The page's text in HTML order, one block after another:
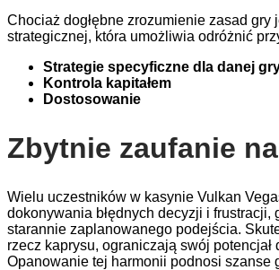
Chociaż dogłębne zrozumienie zasad
strategicznej, która umożliwia odróżnić
Strategie specyficzne dla danej
Kontrola kapitałem
Dostosowanie
Zbytnie zaufanie
Wielu uczestników w kasynie Vulkan
dokonywania błędnych decyzji i
starannie zaplanowanego podejścia.
rzecz kaprysu, ograniczają swój
Opanowanie tej harmonii podnosi szanse